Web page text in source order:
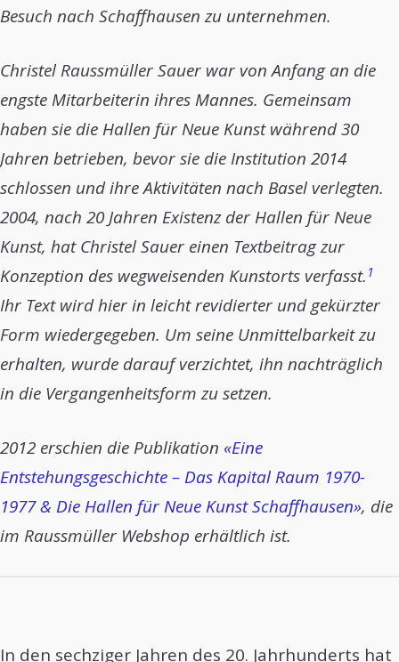
Besuch nach Schaffhausen zu unternehmen.
Christel Raussmüller Sauer war von Anfang an die
engste Mitarbeiterin ihres Mannes. Gemeinsam
haben sie die Hallen für Neue Kunst während 30
Jahren betrieben, bevor sie die Institution 2014
schlossen und ihre Aktivitäten nach Basel verlegten.
2004, nach 20 Jahren Existenz der Hallen für Neue
Kunst, hat Christel Sauer einen Textbeitrag zur
Konzeption des wegweisenden Kunstorts verfasst. 1
Ihr Text wird hier in leicht revidierter und gekürzter
Form wiedergegeben. Um seine Unmittelbarkeit zu
erhalten, wurde darauf verzichtet, ihn nachträglich
in die Vergangenheitsform zu setzen.
2012 erschien die Publikation «Eine
Entstehungsgeschichte – Das Kapital Raum 1970-
1977 & Die Hallen für Neue Kunst Schaffhausen», die
im Raussmüller Webshop erhältlich ist.
In den sechziger Jahren des 20. Jahrhunderts hat